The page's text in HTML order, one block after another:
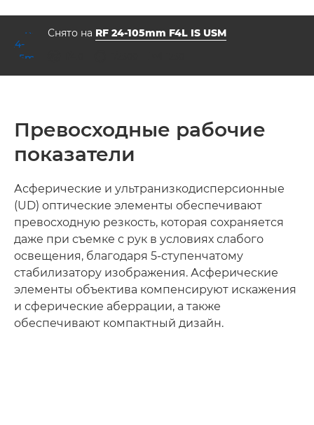
Снято на RF 24-105mm F4L IS USM
Превосходные рабочие
показатели
Асферические и ультранизкодисперсионные
(UD) оптические элементы обеспечивают
превосходную резкость, которая сохраняется
даже при съемке с рук в условиях слабого
освещения, благодаря 5-ступенчатому
стабилизатору изображения. Асферические
элементы объектива компенсируют искажения
и сферические аберрации, а также
обеспечивают компактный дизайн.